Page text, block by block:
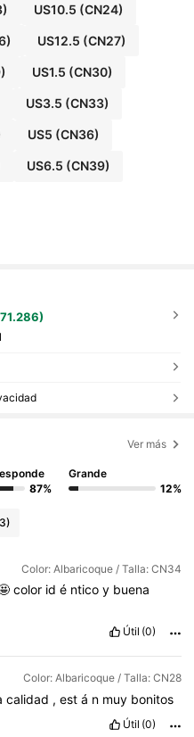
US10.5 (CN24)
US12.5 (CN27)
US1.5 (CN30)
US3.5 (CN33)
US5 (CN36)
US6.5 (CN39)
Ver más
87%
Grande
12%
Color: Albaricoque / Talla: CN34
color id é ntico y buena
Útil (0)
Color: Albaricoque / Talla: CN28
calidad , est á n muy bonitos
Útil (0)